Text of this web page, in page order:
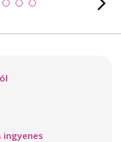
ingyenes